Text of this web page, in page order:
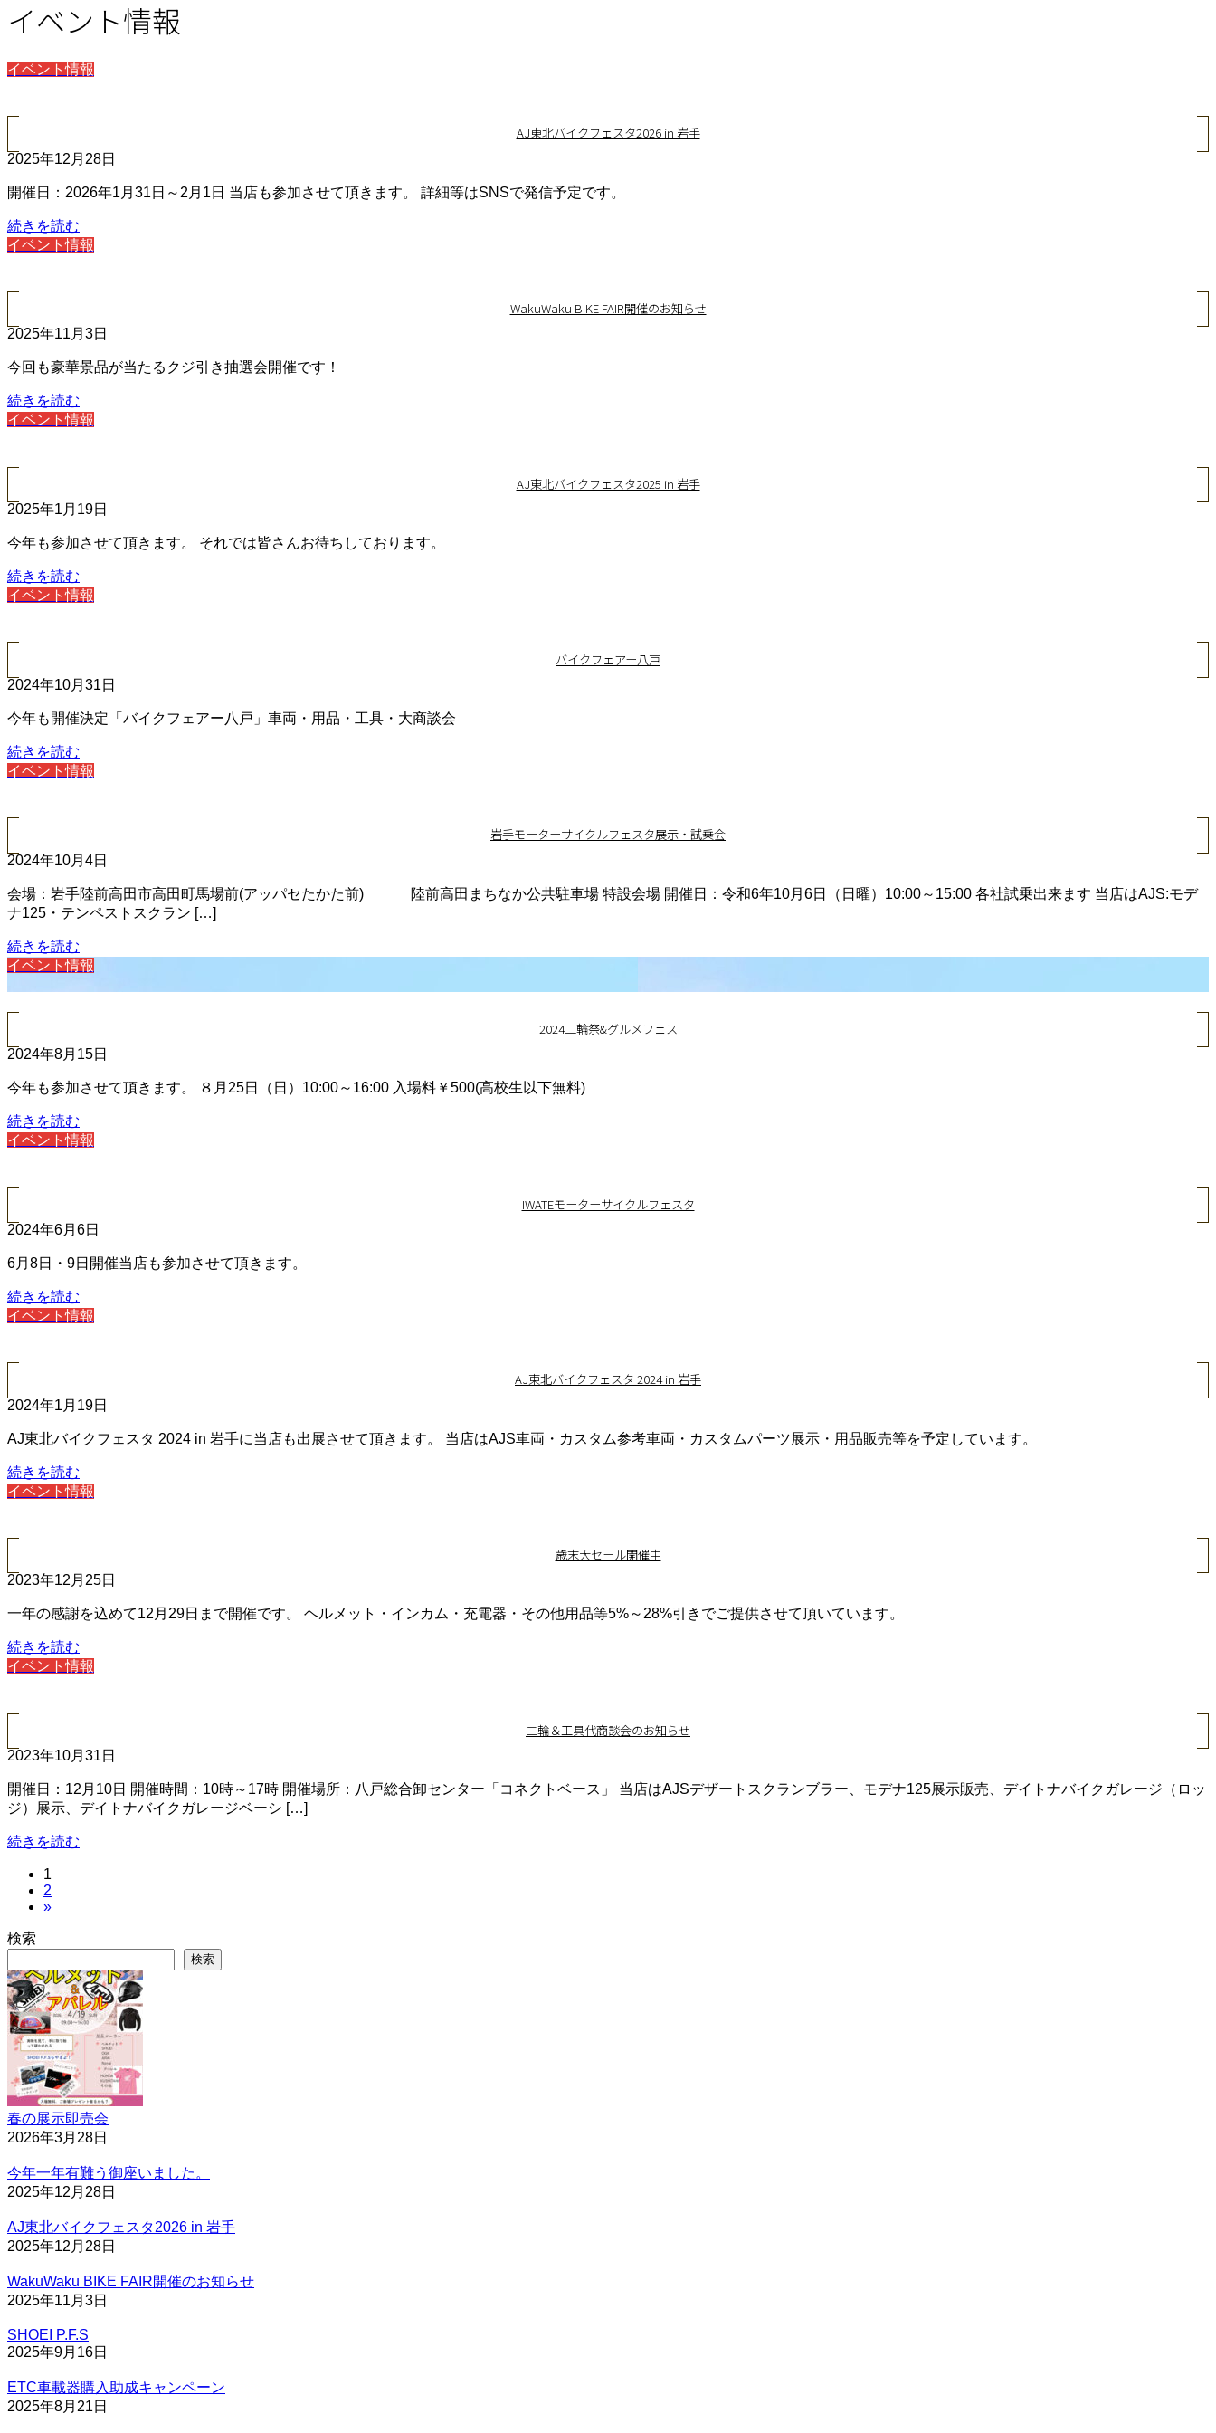
イベント情報
イベント情報
AJ東北バイクフェスタ2026 in 岩手
2025年12月28日
開催日：2026年1月31日～2月1日 当店も参加させて頂きます。 詳細等はSNSで発信予定です。
続きを読む
イベント情報
WakuWaku BIKE FAIR開催のお知らせ
2025年11月3日
今回も豪華景品が当たるクジ引き抽選会開催です！
続きを読む
イベント情報
AJ東北バイクフェスタ2025 in 岩手
2025年1月19日
今年も参加させて頂きます。 それでは皆さんお待ちしております。
続きを読む
イベント情報
バイクフェアー八戸
2024年10月31日
今年も開催決定「バイクフェアー八戸」車両・用品・工具・大商談会
続きを読む
イベント情報
岩手モーターサイクルフェスタ展示・試乗会
2024年10月4日
会場：岩手陸前高田市高田町馬場前(アッパセたかた前) 陸前高田まちなか公共駐車場 特設会場 開催日：令和6年10月6日（日曜）10:00～15:00 各社試乗出来ます 当店はAJS:モデ
ナ125・テンペストスクラン […]
続きを読む
イベント情報
2024二輪祭&グルメフェス
2024年8月15日
今年も参加させて頂きます。 ８月25日（日）10:00～16:00 入場料￥500(高校生以下無料)
続きを読む
イベント情報
IWATEモーターサイクルフェスタ
2024年6月6日
6月8日・9日開催当店も参加させて頂きます。
続きを読む
イベント情報
AJ東北バイクフェスタ 2024 in 岩手
2024年1月19日
AJ東北バイクフェスタ 2024 in 岩手に当店も出展させて頂きます。 当店はAJS車両・カスタム参考車両・カスタムパーツ展示・用品販売等を予定しています。
続きを読む
イベント情報
歳末大セール開催中
2023年12月25日
一年の感謝を込めて12月29日まで開催です。 ヘルメット・インカム・充電器・その他用品等5%～28%引きでご提供させて頂いています。
続きを読む
イベント情報
二輪＆工具代商談会のお知らせ
2023年10月31日
開催日：12月10日 開催時間：10時～17時 開催場所：八戸総合卸センター「コネクトベース」 当店はAJSデザートスクランブラー、モデナ125展示販売、デイトナバイクガレージ（ロッ
ジ）展示、デイトナバイクガレージベーシ […]
続きを読む
の
ペ
ー
ジ
送
り
固
定
ペ
ジ
1
固
定
ー
ジ
2
»
検索
検索
春の展示即売会
2026年3月28日
今年一年有難う御座いました。
2025年12月28日
AJ東北バイクフェスタ2026 in 岩手
2025年12月28日
WakuWaku BIKE FAIR開催のお知らせ
2025年11月3日
SHOEI P.F.S
2025年9月16日
ETC車載器購入助成キャンペーン
2025年8月21日